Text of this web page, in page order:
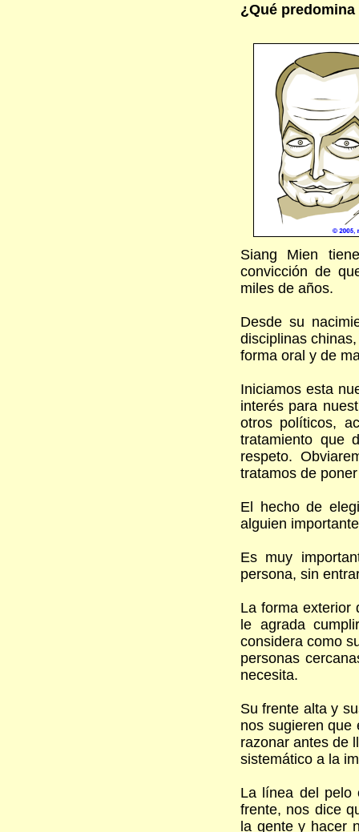
¿Qué
Siang Mien
convicción de
miles de años.
Desde su
disciplinas
forma oral y de
Iniciamos esta
interés para
otros políticos,
tratamiento que
respeto.
tratamos de
El hecho de
alguien
Es muy
persona, sin
La forma exterior
le agrada
considera como
personas
necesita.
Su frente alta y
nos sugieren que
razonar antes de
sistemático a la
La línea del pelo
frente, nos dice
la gente y hacer